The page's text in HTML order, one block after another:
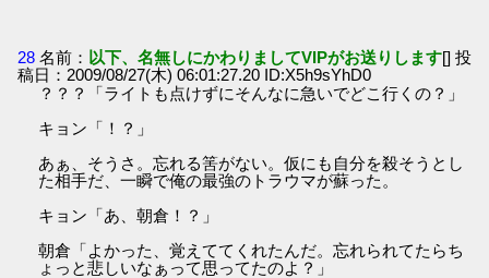
28 名前： 以下、名無しにかわりましてVIPがお送りします[] 投
稿日：2009/08/27(木) 06:01:27.20 ID:X5h9sYhD0
？？？「ライトも点けずにそんなに急いでどこ行くの？」
キョン「！？」
あぁ、そうさ。忘れる筈がない。仮にも自分を殺そうとし
た相手だ、一瞬で俺の最強のトラウマが蘇った。
キョン「あ、朝倉！？」
朝倉「よかった、覚えててくれたんだ。忘れられてたらち
ょっと悲しいなぁって思ってたのよ？」